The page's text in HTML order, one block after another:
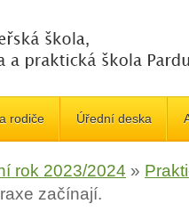
rodiče Úřední deska
rok 2023/2024 »
začínají.